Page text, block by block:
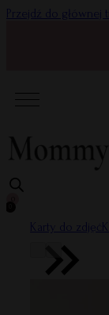
Przejdź do głównej
Karty do zdjęć